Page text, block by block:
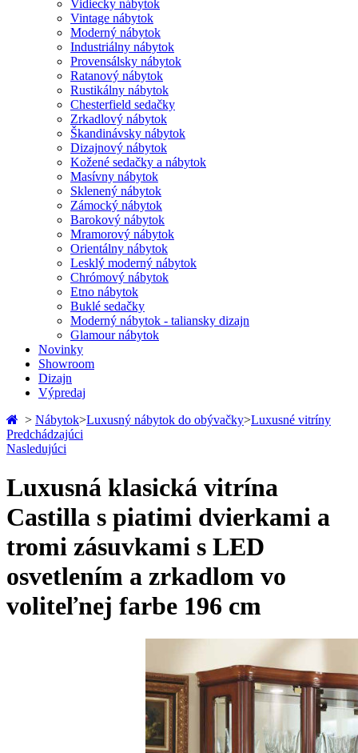
Vidiecky nábytok
Vintage nábytok
Moderný nábytok
Industriálny nábytok
Provensálsky nábytok
Ratanový nábytok
Rustikálny nábytok
Chesterfield sedačky
Zrkadlový nábytok
Škandinávsky nábytok
Dizajnový nábytok
Kožené sedačky a nábytok
Masívny nábytok
Sklenený nábytok
Zámocký nábytok
Barokový nábytok
Mramorový nábytok
Orientálny nábytok
Lesklý moderný nábytok
Chrómový nábytok
Etno nábytok
Buklé sedačky
Moderný nábytok - taliansky dizajn
Glamour nábytok
Novinky
Showroom
Dizajn
Výpredaj
> Nábytok>Luxusný nábytok do obývačky>Luxusné vitríny
Predchádzajúci
Nasledujúci
Luxusná klasická vitrína
Castilla s piatimi dvierkami a
tromi zásuvkami s LED
osvetlením a zrkadlom vo
voliteľnej farbe 196 cm